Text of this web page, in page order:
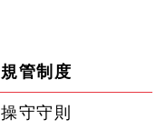
規管制度
操守守則